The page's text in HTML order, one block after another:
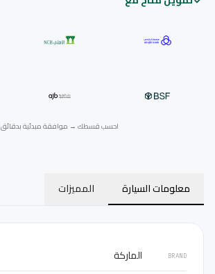
احسب قسطك → موافقة مبدئية بدقائق
معلومات السيارة المميزات
BRAND الماركة